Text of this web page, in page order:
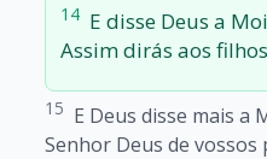
14 E disse Deus a
Assim dirás aos
15 E Deus disse mais a
Senhor Deus de vossos